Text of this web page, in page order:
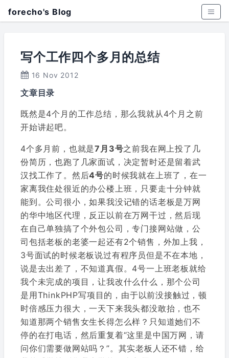
forecho's Blog
写个工作四个多月的总结
16 Nov 2012
文章目录
既然是4个月的工作总结，那么我就从4个月之前
开始讲起吧。
4个多月前，也就是7月3号之前我在网上投了几
份简历，也跑了几家面试，决定暂时还是留着武
汉找工作了。然后4号的时候我就在上班了，在一
家离我住处很近的办公楼上班，只要走十分钟就
能到。公司很小，如果我没记错的话老板是万网
的华中地区代理，反正以前在万网干过，然后现
在自己单独搞了个外包公司，专门接网站做，公
司包括老板的老婆一起还有2个销售，外加上我，
3号面试的时候老板说过有程序员但是不在本地，
说是去出差了，不知道真假。4号一上班老板就给
我个未完成的项目，让我改什么什么，那个公司
是用ThinkPHP写项目的，由于以前没接触过，顿
时倍感压力很大，一天下来我头都没敢抬，也不
知道那两个销售女生长得怎么样？只知道她们不
停的在打电话，然后重复着“这里是中国万网，请
问你们需要做网站吗？”。其实老板人还不错，给